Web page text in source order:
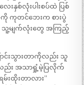
နှစ်လုံးပါးစပ်ထဲ ပြစ်
ကုတင်ဘေးက စားပွဲ
သူ့မျက်လုံးတွေ အကြည့်
ာင်းသွားတာကိုလည်း သူ
း အသာရှုံ့မဲ့ပြလိုက်
မ်းထိုးတာလား”